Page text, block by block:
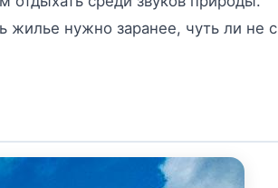
жилье нужно заранее, чуть ли не с